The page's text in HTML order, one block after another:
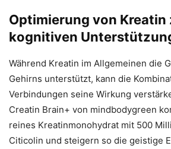
Optimierung von Kreatin
kognitiven
Während Kreatin im Allgemeinen die
Gehirns unterstützt, kann die
Verbindungen seine Wirkung
Creatin Brain+ von mindbodygreen
reines Kreatinmonohydrat mit 500
Citicolin und steigern so die geistige